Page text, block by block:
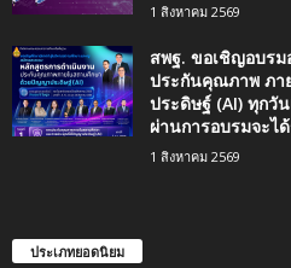
1 สิงหาคม 2569
สพฐ. ขอเชิญอบร
ประกันคุณภาพ ภา
ประดิษฐ์ (AI) ทุกวั
ผ่านการอบรมจะไ
1 สิงหาคม 2569
ประเภทยอดนิยม